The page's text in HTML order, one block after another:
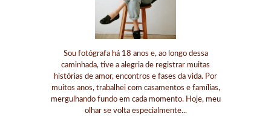
Sou fotógrafa há 18 anos e, ao longo dessa
caminhada, tive a alegria de registrar muitas
histórias de amor, encontros e fases da vida. Por
muitos anos, trabalhei com casamentos e famílias,
mergulhando fundo em cada momento. Hoje, meu
olhar se volta especialmente...